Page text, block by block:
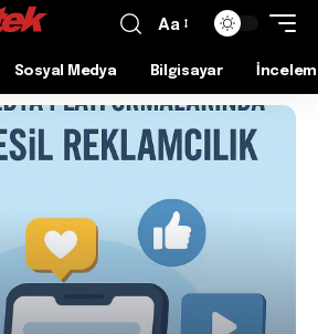
Aa
Sosyal Medya Bilgisayar